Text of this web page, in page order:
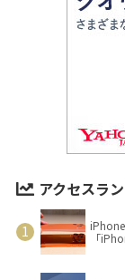
アクセスラ
「